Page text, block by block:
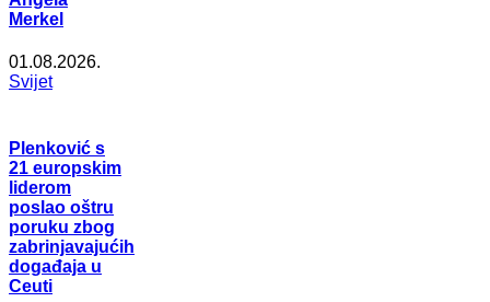
Merkel
01.08.2026.
Svijet
Plenković s
21 europskim
liderom
poslao oštru
poruku zbog
zabrinjavajućih
događaja u
Ceuti